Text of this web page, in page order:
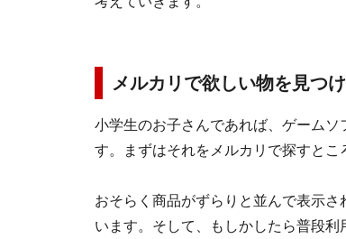
メルカリで欲しい物を見つ
小学生のお子さんであれば、ゲーム
す。まずはそれをメルカリで探すとこ
おそらく商品がずらりと並んで表示
います。そして、もしかしたら普段